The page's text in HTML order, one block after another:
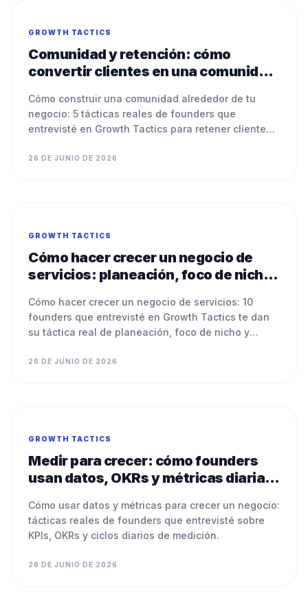
GROWTH TACTICS
Comunidad y retención: cómo
convertir clientes en una comunidad
Cómo construir una comunidad alrededor de tu
negocio: 5 tácticas reales de founders que
entrevisté en Growth Tactics para retener clientes y
26 DE JUNIO DE 2026
GROWTH TACTICS
Cómo hacer crecer un negocio de
servicios: planeación, foco de nicho
Cómo hacer crecer un negocio de servicios: 10
founders que entrevisté en Growth Tactics te dan
su táctica real de planeación, foco de nicho y
26 DE JUNIO DE 2026
GROWTH TACTICS
Medir para crecer: cómo founders
usan datos, OKRs y métricas diarias
Cómo usar datos y métricas para crecer un negocio:
tácticas reales de founders que entrevisté sobre
KPIs, OKRs y ciclos diarios de medición.
26 DE JUNIO DE 2026